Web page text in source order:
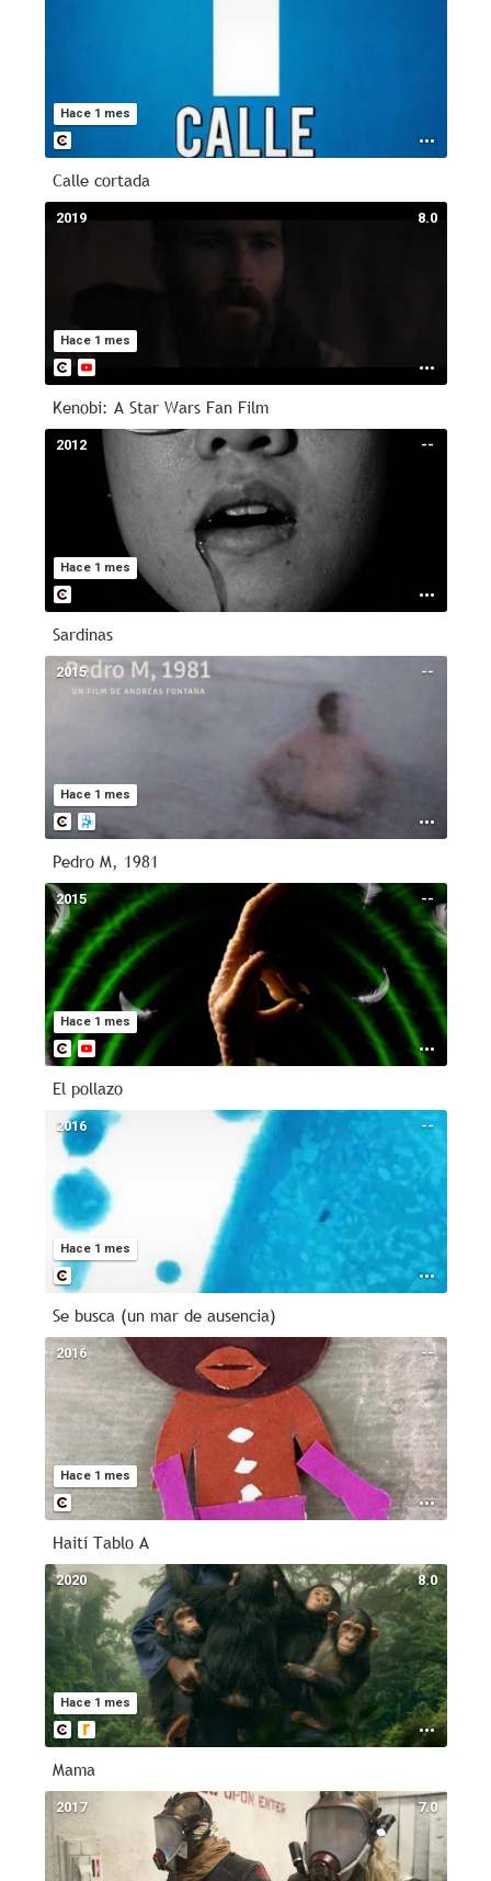
Hace 1 mes
Calle cortada
8.0
Hace 1 mes
2019
Kenobi: A Star Wars Fan Film
--
Hace 1 mes
2012
Sardinas
--
Hace 1 mes
2015
Pedro M, 1981
--
Hace 1 mes
2015
El pollazo
--
Hace 1 mes
2016
Se busca (un mar de ausencia)
--
Hace 1 mes
2016
Haití Tablo A
8.0
Hace 1 mes
2020
Mama
7.0
2017